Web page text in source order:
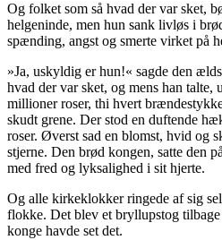
Og folket som så hvad der var sket,
helgeninde, men hun sank livløs i
spænding, angst og smerte virket på
»Ja, uskyldig er hun!« sagde den
hvad der var sket, og mens han talte,
millioner roser, thi hvert
skudt grene. Der stod en duftende
roser. Øverst sad en blomst, hvid og
stjerne. Den brød kongen, satte den
med fred og lyksalighed i sit hjerte.
Og alle kirkeklokker ringede af sig
flokke. Det blev et bryllupstog
konge havde set det.